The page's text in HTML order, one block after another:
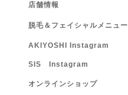
店舗情報
脱毛＆フェイシャルメニュー
AKIYOSHI Instagram
SIS Instagram
オンラインショップ